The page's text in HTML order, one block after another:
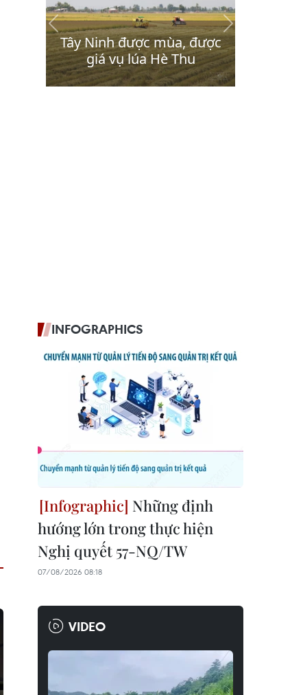
INFOGRAPHICS
Những định
hướng lớn trong thực hiện
Nghị quyết 57-NQ/TW
07/08/2026 08:18
VIDEO